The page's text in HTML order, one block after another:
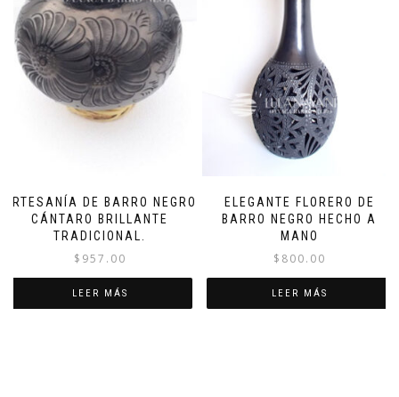
ARTESANÍA DE BARRO NEGRO
CÁNTARO BRILLANTE
TRADICIONAL.
$ 957.00
LEER MÁS
ELEGANTE FLORERO DE
BARRO NEGRO HECHO A
MANO
$ 800.00
LEER MÁS